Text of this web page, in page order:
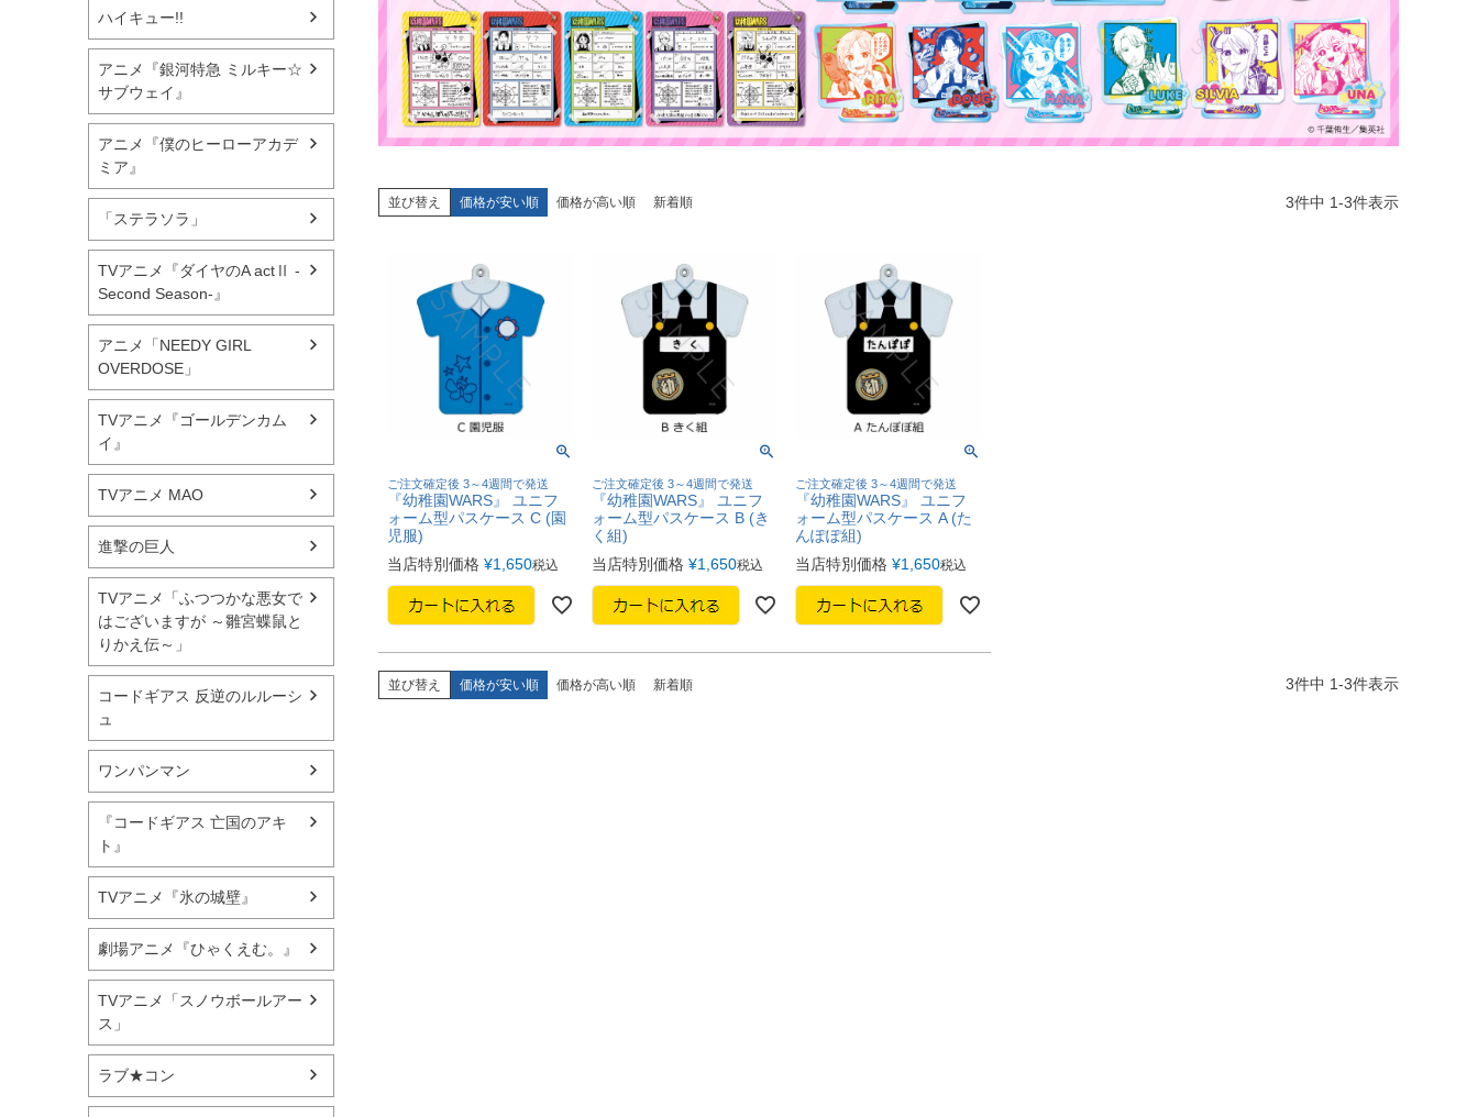
ハイキュー!!
アニメ『銀河特急 ミルキー☆
サブウェイ』
アニメ『僕のヒーローアカデ
ミア』
「ステラソラ」
TVアニメ『ダイヤのA actⅡ -
Second Season-』
アニメ「NEEDY GIRL
OVERDOSE」
TVアニメ『ゴールデンカム
イ』
TVアニメ MAO
進撃の巨人
TVアニメ「ふつつかな悪女で
はございますが ～雛宮蝶鼠と
りかえ伝～」
コードギアス 反逆のルルーシ
ュ
ワンパンマン
『コードギアス 亡国のアキ
ト』
TVアニメ『氷の城壁』
劇場アニメ『ひゃくえむ。』
TVアニメ「スノウボールアー
ス」
ラブ★コン
並び替え 価格が安い順 価格が高い順 新着順 3件中 1-3件表示
ご注文確定後 3～4週間で発送
『幼稚園WARS』 ユニフ
ォーム型パスケース C (園
児服)
当店特別価格 ¥1,650税込
ご注文確定後 3～4週間で発送
『幼稚園WARS』 ユニフ
ォーム型パスケース B (き
く組)
当店特別価格 ¥1,650税込
ご注文確定後 3～4週間で発送
『幼稚園WARS』 ユニフ
ォーム型パスケース A (た
んぽぽ組)
当店特別価格 ¥1,650税込
並び替え 価格が安い順 価格が高い順 新着順 3件中 1-3件表示